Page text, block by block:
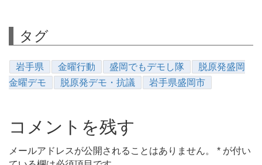
タグ
岩手県 金曜行動 盛岡でもデモし隊
脱原発盛岡
金曜デモ
脱原発デモ・抗議 岩手県盛岡市
コメントを残す
メールアドレスが公開されることはありません。 * が付い